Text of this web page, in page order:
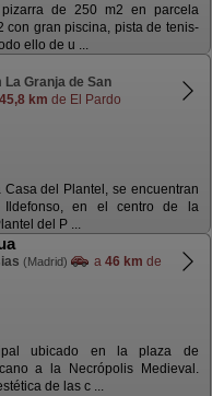
de 250 m2 en parcela
con gran piscina, pista de tenis-
ello de u ...
La Granja de San
45,8 km de El Pardo
Casa del Plantel, se encuentran
en el centro de la
del P ...
(Madrid) a 46 km de
ubicado en la plaza de
a la Necrópolis Medieval.
de las c ...